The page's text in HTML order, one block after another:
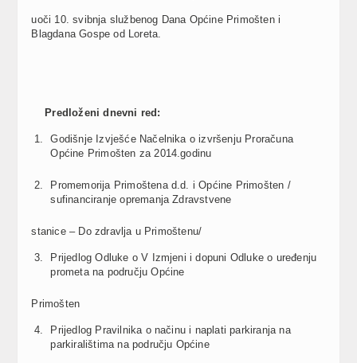
uoči 10. svibnja službenog Dana Općine Primošten i
Blagdana Gospe od Loreta.
Predloženi dnevni red:
Godišnje Izvješće Načelnika o izvršenju Proračuna
Općine Primošten za 2014.godinu
Promemorija Primoštena d.d. i Općine Primošten /
sufinanciranje opremanja Zdravstvene
stanice – Do zdravlja u Primoštenu/
Prijedlog Odluke o V Izmjeni i dopuni Odluke o uređenju
prometa na području Općine
Primošten
Prijedlog Pravilnika o načinu i naplati parkiranja na
parkiralištima na području Općine